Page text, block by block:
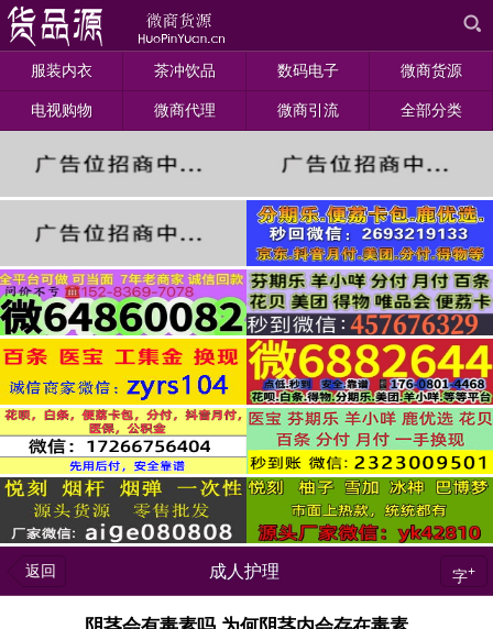
服装内衣 茶冲饮品 数码电子 微商货源
电视购物 微商代理 微商引流 全部分类
返回 成人护理 字+